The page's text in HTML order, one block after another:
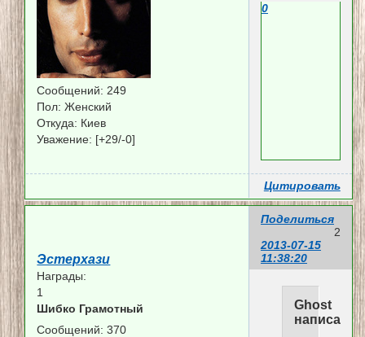
Сообщений: 249
Пол: Женский
Откуда: Киев
Уважение: [+29/-0]
0
Цитировать
Поделиться
2
2013-07-15
11:38:20
Эстерхази
Награды:
1
Шибко Грамотный
Сообщений: 370
Ghost